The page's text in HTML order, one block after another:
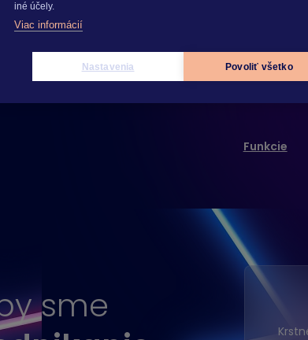
Funkcie
sme
iné účely.
Viac informácií
Nastavenia Povoliť všetko